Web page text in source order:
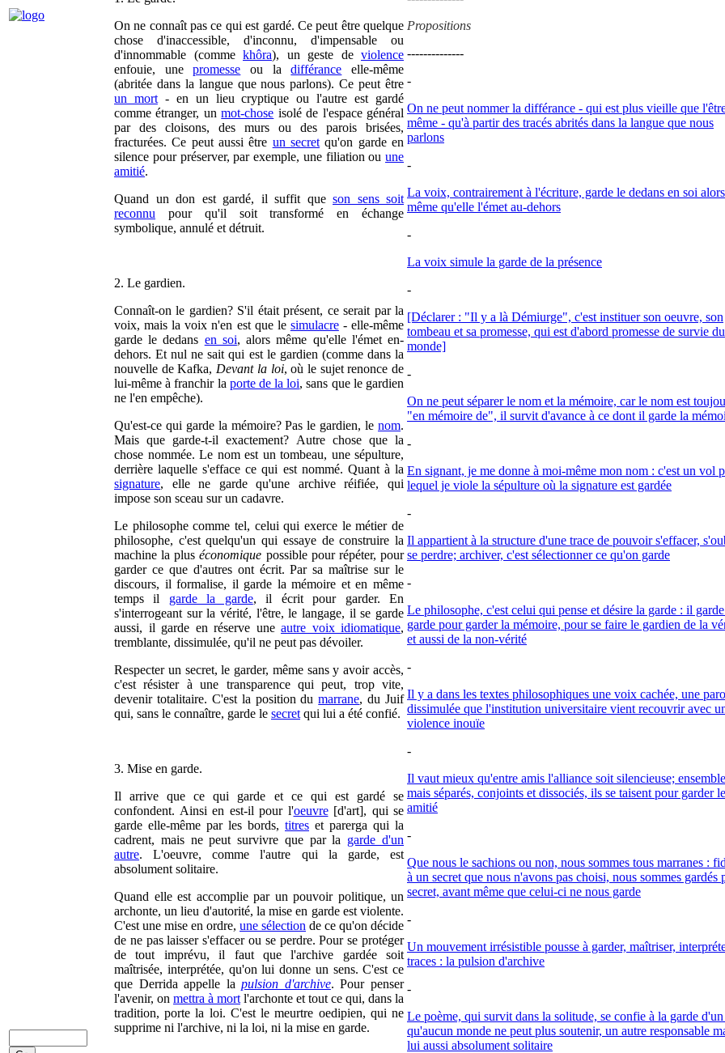
On ne connaît pas ce qui est gardé. Ce peut être quelque
chose d'inaccessible, d'inconnu, d'impensable ou
d'innommable (comme khôra), un geste de violence
enfouie, unepromesse ou ladifférance elle-même
(abritée dans la langue que nous parlons). Ce peut être
un mort- en un lieu cryptique ou l'autre est gardé
comme étranger, unmot-chose isolé de l'espace général
par des cloisons, des murs ou des parois brisées,
fracturées. Ce peut aussi être un secret qu'on garde en
silence pour préserver, par exemple, une filiation ou une
amitié.
Quand un don est gardé, il suffit que son sens soit
reconnu pour qu'il soit transformé en échange
symbolique, annulé et détruit.
2. Le gardien.
Connaît-on le gardien? S'il était présent, ce serait par la
voix, mais la voix n'en est que le simulacre- elle-même
garde le dedans en soi, alors même qu'elle l'émet en-
dehors. Et nul ne sait qui est le gardien (comme dans la
nouvelle de Kafka, Devant la loi, où le sujet renonce de
lui-même à franchir la porte de la loi, sans que le gardien
ne l'en empêche).
Qu'est-ce qui garde la mémoire? Pas le gardien, le nom.
Mais que garde-t-il exactement? Autre chose que la
chose nommée. Le nom est un tombeau, une sépulture,
derrière laquelle s'efface ce qui est nommé. Quant à la
signature, elle ne garde qu'une archive réifiée, qui
impose son sceau sur un cadavre.
Le philosophe comme tel, celui qui exerce le métier de
philosophe, c'est quelqu'un qui essaye de construire la
machine la pluséconomique possible pour répéter, pour
garder ce que d'autres ont écrit. Par sa maîtrise sur le
discours, il formalise, il garde la mémoire et en même
temps il garde la garde, il écrit pour garder. En
s'interrogeant sur la vérité, l'être, le langage, il se garde
aussi, il garde en réserve une autre voix idiomatique,
tremblante, dissimulée, qu'il ne peut pas dévoiler.
Respecter un secret, le garder, même sans y avoir accès,
c'est résister à une transparence qui peut, trop vite,
devenir totalitaire. C'est la position dumarrane, du Juif
qui, sans le connaître, garde le secret qui lui a été confié.
3. Mise en garde.
Il arrive que ce qui garde et ce qui est gardé se
confondent. Ainsi en est-il pour l'oeuvre[d'art], qui se
garde elle-même par les bords, titres et parerga qui la
cadrent, mais ne peut survivre que par la garde d'un
autre. L'oeuvre, comme l'autre qui la garde, est
absolument solitaire.
Quand elle est accomplie par un pouvoir politique, un
archonte, un lieu d'autorité, la mise en garde est violente.
C'est une mise en ordre, une sélection de ce qu'on décide
de ne pas laisser s'effacer ou se perdre. Pour se protéger
de tout imprévu, il faut que l'archive gardée soit
maîtrisée, interprétée, qu'on lui donne un sens. C'est ce
que Derrida appelle lapulsion d'archive. Pour penser
l'avenir, on mettra à mort l'archonte et tout ce qui, dans la
tradition, porte la loi. C'est le meurtre oedipien, qui ne
supprime ni l'archive, ni la loi, ni la mise en garde.
Propositions
--------------
-
On ne peut nommer la différance - qui est plus vieille que
même - qu'à partir des tracés abrités dans la langue que nous
parlons
-
La voix, contrairement à l'écriture, garde le dedans en soi alors
même qu'elle l'émet au-dehors
-
La voix simule la garde de la présence
-
[Déclarer : "Il y a là Démiurge", c'est instituer son oeuvre, son
tombeau et sa promesse, qui est d'abord promesse de survie du
monde]
-
On ne peut séparer le nom et la mémoire, car le nom est
"en mémoire de", il survit d'avance à ce dont il garde la
-
En signant, je me donne à moi-même mon nom : c'est un vol
lequel je viole la sépulture où la signature est gardée
-
Il appartient à la structure d'une trace de pouvoir s'effacer,
se perdre; archiver, c'est sélectionner ce qu'on garde
-
Le philosophe, c'est celui qui pense et désire la garde : il
garde pour garder la mémoire, pour se faire le gardien de la
et aussi de la non-vérité
-
Il y a dans les textes philosophiques une voix cachée, une
dissimulée que l'institution universitaire vient recouvrir avec
violence inouïe
-
Il vaut mieux qu'entre amis l'alliance soit silencieuse; ensemble
mais séparés, conjoints et dissociés, ils se taisent pour garder
amitié
-
Que nous le sachions ou non, nous sommes tous marranes :
à un secret que nous n'avons pas choisi, nous sommes gardés
secret, avant même que celui-ci ne nous garde
-
Un mouvement irrésistible pousse à garder, maîtriser,
traces : la pulsion d'archive
-
Le poème, qui survit dans la solitude, se confie à la garde
qu'aucun monde ne peut plus soutenir, un autre responsable
lui aussi absolument solitaire